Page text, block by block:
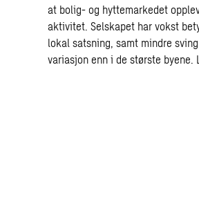
at bolig- og hyttemarkedet
aktivitet. Selskapet har vokst
lokal satsning, samt mindre
variasjon enn i de største byene.